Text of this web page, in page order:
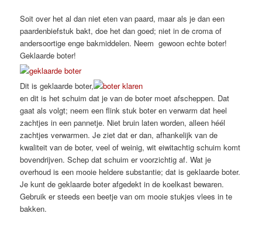
Soit over het al dan niet eten van paard, maar als je dan een
paardenbiefstuk bakt, doe het dan goed; niet in de croma of
andersoortige enge bakmiddelen. Neem gewoon echte boter!
Geklaarde boter!
Dit is geklaarde boter,
en dit is het schuim dat je van de boter moet afscheppen. Dat
gaat als volgt; neem een flink stuk boter en verwarm dat heel
zachtjes in een pannetje. Niet bruin laten worden, alleen héél
zachtjes verwarmen. Je ziet dat er dan, afhankelijk van de
kwaliteit van de boter, veel of weinig, wit eiwitachtig schuim komt
bovendrijven. Schep dat schuim er voorzichtig af. Wat je
overhoud is een mooie heldere substantie; dat is geklaarde boter.
Je kunt de geklaarde boter afgedekt in de koelkast bewaren.
Gebruik er steeds een beetje van om mooie stukjes vlees in te
bakken.